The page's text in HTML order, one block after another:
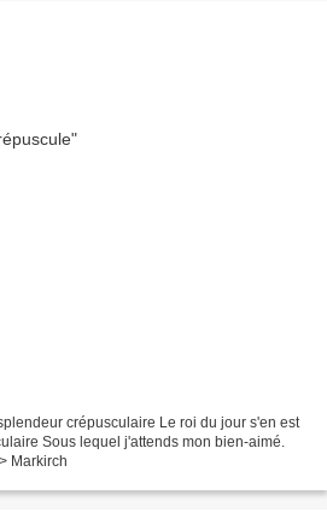
crépusculaire Le roi du jour s'en est
Sous lequel j'attends mon bien-aimé.
Markirch